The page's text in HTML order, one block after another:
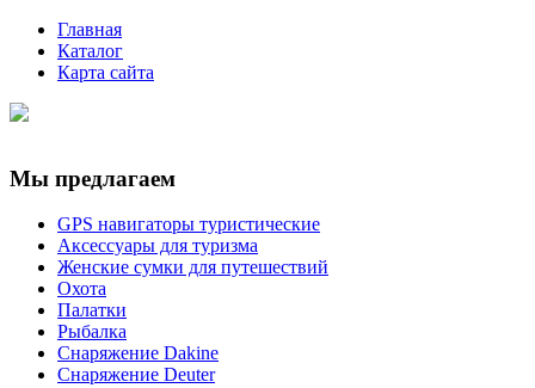
Главная
Каталог
Карта сайта
Мы предлагаем
GPS навигаторы туристические
Аксессуары для туризма
Женские сумки для путешествий
Охота
Палатки
Рыбалка
Снаряжение Dakine
Снаряжение Deuter